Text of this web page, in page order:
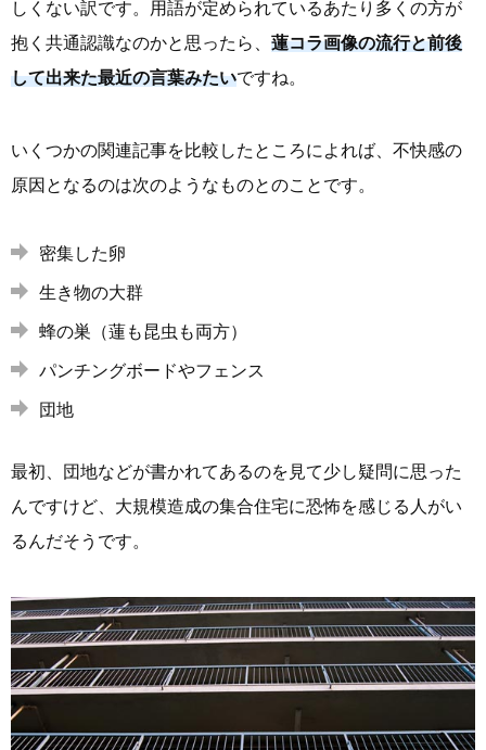
しくない訳です。用語が定められているあたり多くの方が
抱く共通認識なのかと思ったら、 蓮コラ画像の流行と前後
して出来た最近の言葉みたいですね。
いくつかの関連記事を比較したところによれば、不快感の
原因となるのは次のようなものとのことです。
密集した卵
生き物の大群
蜂の巣（蓮も昆虫も両方）
パンチングボードやフェンス
団地
最初、団地などが書かれてあるのを見て少し疑問に思った
んですけど、大規模造成の集合住宅に恐怖を感じる人がい
るんだそうです。